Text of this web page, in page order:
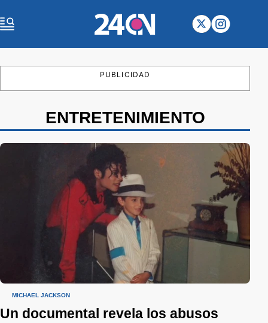
PUBLICIDAD
ENTRETENIMIENTO
MICHAEL JACKSON
Un documental revela los abusos